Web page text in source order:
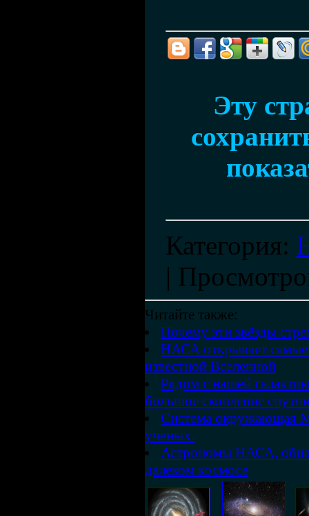
Эту
Категория:
|
Читайте также:
Почему эти звёзды
НАСА открывает самые
известной Вселенной
Рядом с нашей
большое скопление
Система окружающая
ученых.
Астрономы НАСА,
далеком космосе